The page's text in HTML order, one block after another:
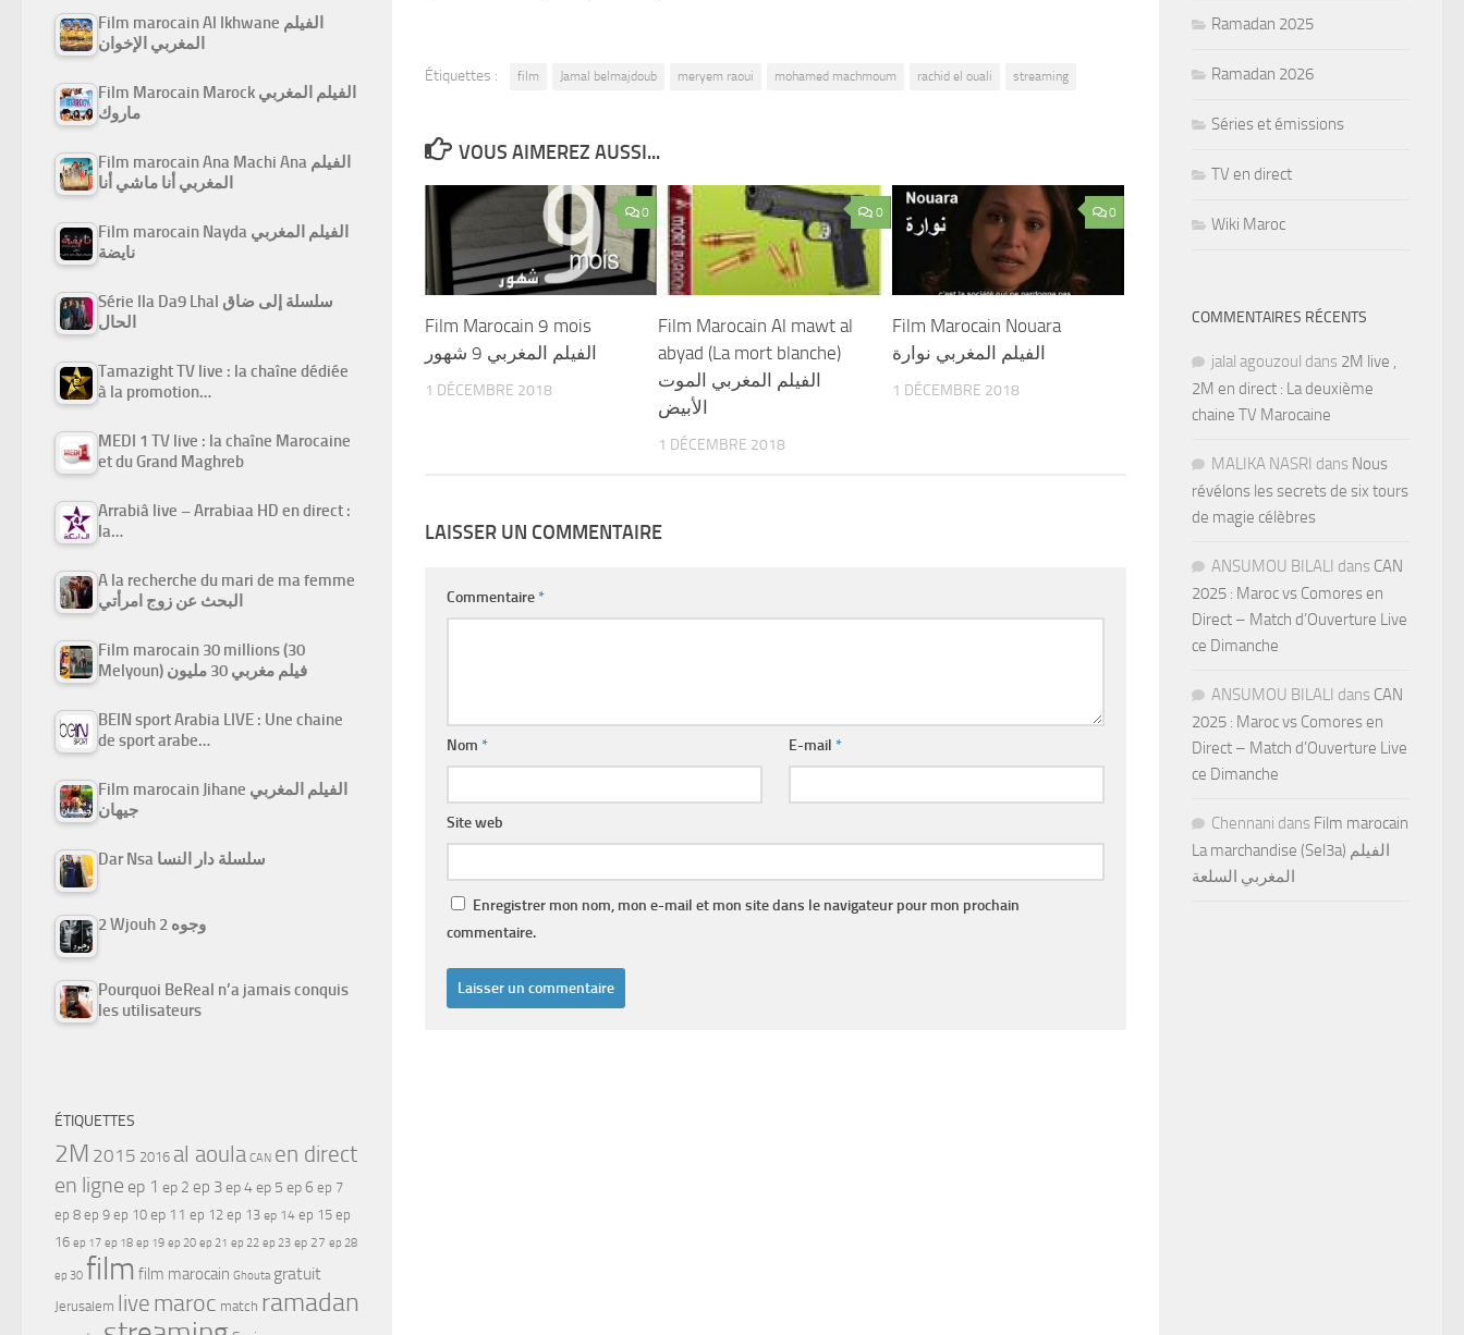
Étiquettes : film Jamal belmajdoub meryem raoui mohamed machmoum rachid el ouali streaming
VOUS AIMEREZ AUSSI...
0
Film Marocain 9 mois
الفيلم المغربي 9 شهور
1 DÉCEMBRE 2018
0
Film Marocain Al mawt al
abyad (La mort blanche)
الفيلم المغربي الموت
الأبيض
1 DÉCEMBRE 2018
0
Film Marocain Nouara
الفيلم المغربي نوارة
1 DÉCEMBRE 2018
LAISSER UN COMMENTAIRE
Commentaire*
Nom * E-mail*
Site web
Enregistrer mon nom, mon e-mail et mon site dans le navigateur pour mon prochain
commentaire.
Film marocain Al Ikhwane الفيلم
المغربي الإخوان
Film Marocain Marock الفيلم المغربي
ماروك
Film marocain Ana Machi Ana الفيلم
المغربي أنا ماشي أنا
Film marocain Nayda الفيلم المغربي
نايضة
Série Ila Da9 Lhal سلسلة إلى ضاق
الحال
Tamazight TV live : la chaîne dédiée
à la promotion…
MEDI 1 TV live : la chaîne Marocaine
et du Grand Maghreb
Arrabiâ live – Arrabiaa HD en direct :
la…
A la recherche du mari de ma femme
البحث عن زوج امرأتي
Film marocain 30 millions (30
Melyoun) فيلم مغربي 30 مليون
BEIN sport Arabia LIVE : Une chaine
de sport arabe…
Film marocain Jihane الفيلم المغربي
جيهان
Dar Nsa سلسلة دار النسا
2 Wjouh 2 وجوه
Pourquoi BeReal n’a jamais conquis
les utilisateurs
ÉTIQUETTES
2M 2015 2016 al aoula CAN en direct
en ligne ep 1 ep 2 ep 3ep 4ep 5 ep 6 ep 7
ep 8 ep 9 ep 10 ep 11 ep 12 ep 13 ep 14 ep 15 ep
16 ep 17 ep 18 ep 19 ep 20 ep 21 ep 22 ep 23 ep 27 ep 28
ep 30 film film marocain Ghouta gratuit
Jerusalem live maroc match ramadan
Ramadan 2025
Ramadan 2026
Séries et émissions
TV en direct
Wiki Maroc
COMMENTAIRES RÉCENTS
jalal agouzoul dans 2M live ,
2M en direct : La deuxième
chaine TV Marocaine
MALIKA NASRI dans Nous
révélons les secrets de six tours
de magie célèbres
ANSUMOU BILALI dans CAN
2025 : Maroc vs Comores en
Direct – Match d’Ouverture Live
ce Dimanche
ANSUMOU BILALI dans CAN
2025 : Maroc vs Comores en
Direct – Match d’Ouverture Live
ce Dimanche
Chennani dans Film marocain
La marchandise (Sel3a) الفيلم
المغربي السلعة